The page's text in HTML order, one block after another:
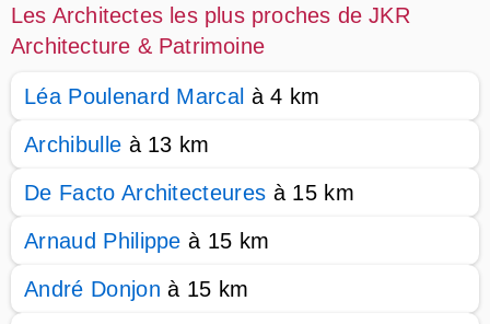
Les Architectes les plus proches de JKR
Architecture & Patrimoine
Léa Poulenard Marcal à 4 km
Archibulle à 13 km
De Facto Architecteures à 15 km
Arnaud Philippe à 15 km
André Donjon à 15 km